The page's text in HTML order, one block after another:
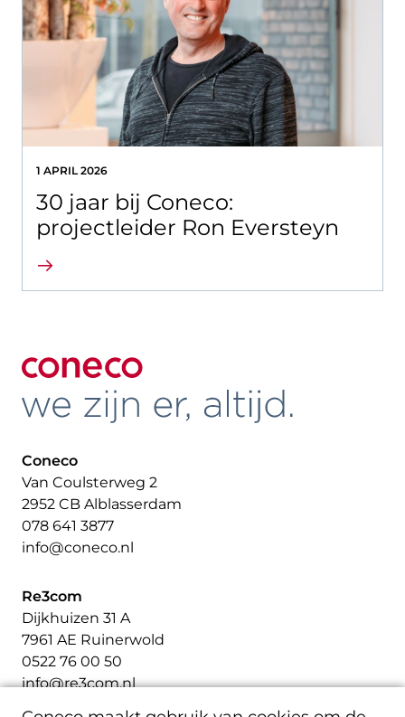
1 APRIL 2026
30 jaar bij Coneco:
projectleider Ron Eversteyn
Lees verder
Coneco
Van Coulsterweg 2
2952 CB Alblasserdam
078 641 3877
info@coneco.nl
Re3com
Dijkhuizen 31 A
7961 AE Ruinerwold
0522 76 00 50
info@re3com.nl